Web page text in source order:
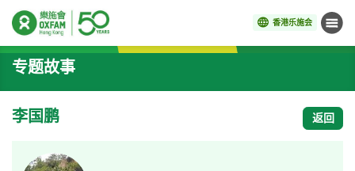
香港乐施会 菜单
开始主要内容
专题故事
李国鹏 返回